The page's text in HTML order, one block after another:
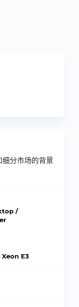
分市场的背景
/
E3